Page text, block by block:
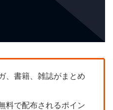
、書籍、雑誌がまとめ
料で配布されるポイン